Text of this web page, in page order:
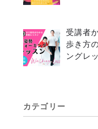
受講者
歩き方
ングレ
カテゴリー